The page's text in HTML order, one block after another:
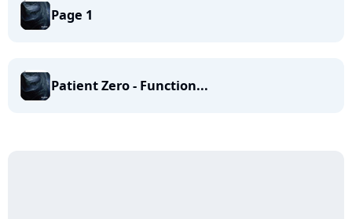
Page 1
Patient Zero - Function...